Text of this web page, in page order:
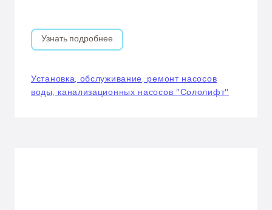
Узнать подробнее
Установка, обслуживание, ремонт насосов
воды, канализационных насосов "Сололифт"